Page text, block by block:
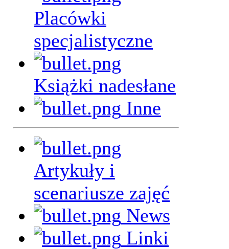
Placówki
specjalistyczne
Książki nadesłane
Inne
Artykuły i
scenariusze zajęć
News
Linki